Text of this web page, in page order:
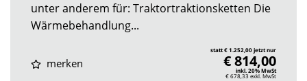
unter anderem für: Traktortraktionsketten Die
Wärmebehandlung...
merken
statt € 1.252,00 jetzt nur
€ 814,00
inkl. 20% MwSt
€ 678,33 exkl. MwSt